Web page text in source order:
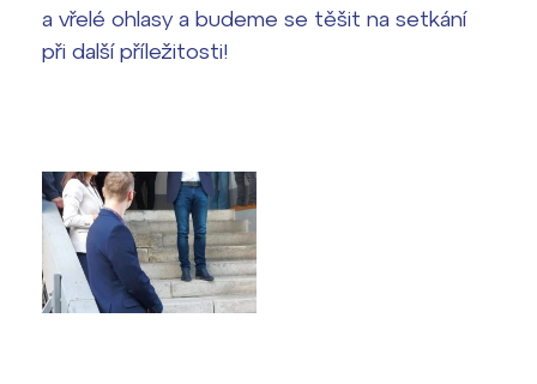
a vřelé ohlasy a budeme se těšit na setkání
při další příležitosti!